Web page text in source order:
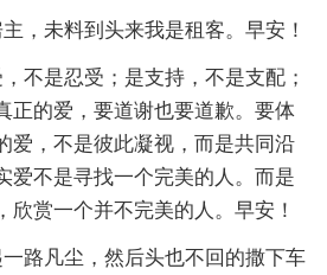
，未料到头来我是租客。早安！
不是忍受；是支持，不是支配；
正的爱，要道谢也要道歉。要体
爱，不是彼此凝视，而是共同沿
爱不是寻找一个完美的人。而是
欣赏一个并不完美的人。早安！
路凡尘，然后头也不回的撒下车